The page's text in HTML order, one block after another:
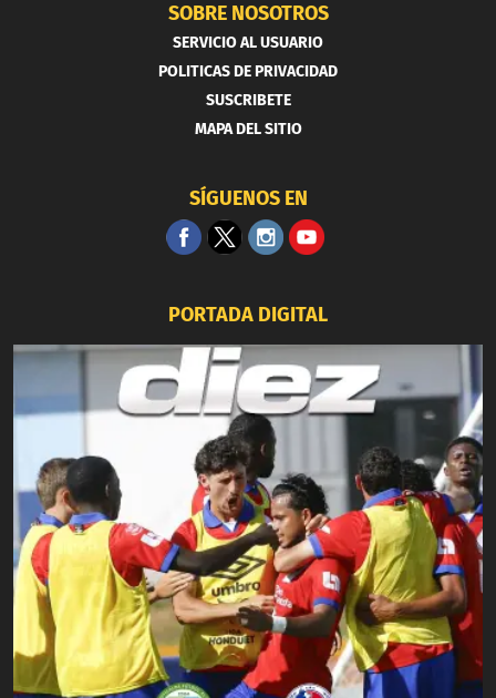
SOBRE NOSOTROS
SERVICIO AL USUARIO
POLITICAS DE PRIVACIDAD
SUSCRIBETE
MAPA DEL SITIO
SÍGUENOS EN
PORTADA DIGITAL